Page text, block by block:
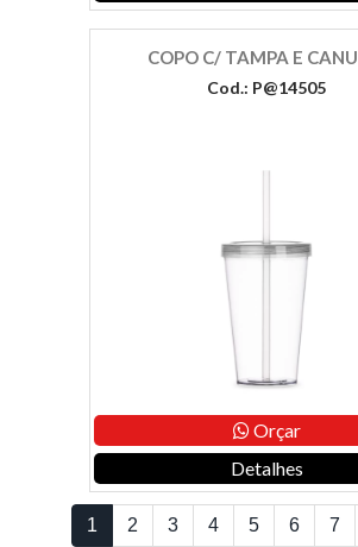
COPO C/ TAMPA E
Cod.: P@14505
Orçar
Detalhes
1 2 3 4 5 6 7